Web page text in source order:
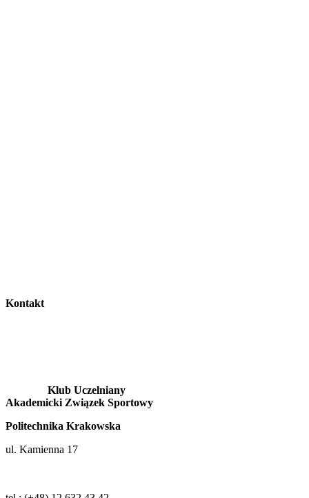
Kontakt
Klub Uczelniany
Akademicki Związek Sportowy
Politechnika Krakowska
ul. Kamienna 17